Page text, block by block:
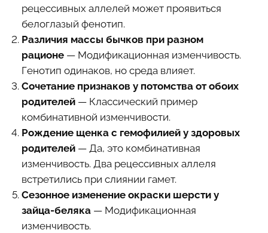
рецессивных аллелей может проявиться
белоглазый фенотип.
Различия массы бычков при разном
рационе— Модификационная изменчивость.
Генотип одинаков, но среда влияет.
Сочетание признаков у потомства от обоих
родителей— Классический пример
комбинативной изменчивости.
Рождение щенка с гемофилией у здоровых
родителей— Да, это комбинативная
изменчивость. Два рецессивных аллеля
встретились при слиянии гамет.
Сезонное изменение окраски шерсти у
зайца-беляка— Модификационная
изменчивость.